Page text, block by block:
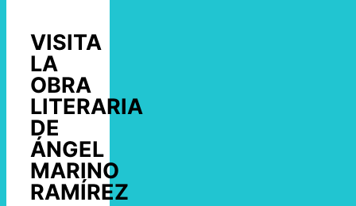
VISITA
LA
OBRA
LITERARIA
DE
ÁNGEL
MARINO
RAMÍREZ